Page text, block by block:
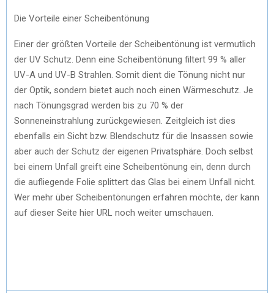
Die Vorteile einer Scheibentönung
Einer der größten Vorteile der Scheibentönung ist vermutlich
der UV Schutz. Denn eine Scheibentönung filtert 99 % aller
UV-A und UV-B Strahlen. Somit dient die Tönung nicht nur
der Optik, sondern bietet auch noch einen Wärmeschutz. Je
nach Tönungsgrad werden bis zu 70 % der
Sonneneinstrahlung zurückgewiesen. Zeitgleich ist dies
ebenfalls ein Sicht bzw. Blendschutz für die Insassen sowie
aber auch der Schutz der eigenen Privatsphäre. Doch selbst
bei einem Unfall greift eine Scheibentönung ein, denn durch
die aufliegende Folie splittert das Glas bei einem Unfall nicht.
Wer mehr über Scheibentönungen erfahren möchte, der kann
auf dieser Seite hier URL noch weiter umschauen.